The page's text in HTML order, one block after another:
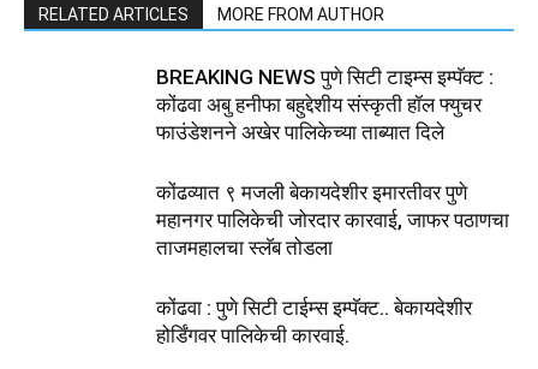
RELATED ARTICLES MORE FROM AUTHOR
BREAKING NEWS पुणे सिटी टाइम्स इम्पॅक्ट :
कोंढवा अबु हनीफा बहुद्देशीय संस्कृती हॉल फ्युचर
फाउंडेशनने अखेर पालिकेच्या ताब्यात दिले
कोंढव्यात ९ मजली बेकायदेशीर इमारतीवर पुणे
महानगर पालिकेची जोरदार कारवाई, जाफर पठाणचा
ताजमहालचा स्लॅब तोडला
कोंढवा : पुणे सिटी टाईम्स इम्पॅक्ट.. बेकायदेशीर
होर्डिंगवर पालिकेची कारवाई.